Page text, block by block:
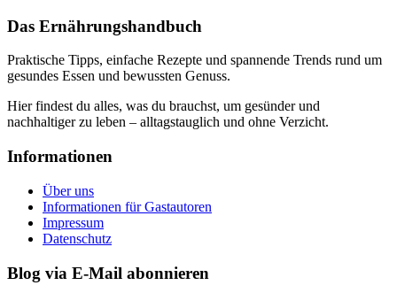
Das Ernährungshandbuch
Praktische Tipps, einfache Rezepte und spannende Trends rund um
gesundes Essen und bewussten Genuss.
Hier findest du alles, was du brauchst, um gesünder und
nachhaltiger zu leben – alltagstauglich und ohne Verzicht.
Informationen
Über uns
Informationen für Gastautoren
Impressum
Datenschutz
Blog via E-Mail abonnieren